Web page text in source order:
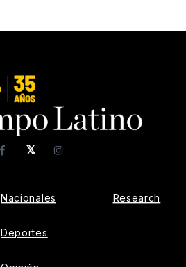
𝕏
FacebookInstagram
Nacionales
Deportes
Research